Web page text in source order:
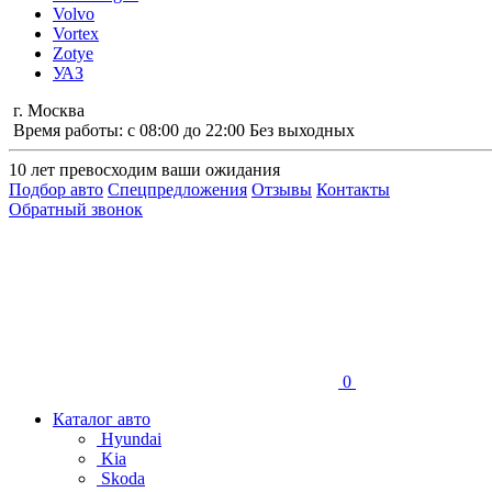
Volvo
Vortex
Zotye
УАЗ
г. Москва
Время работы: с 08:00 до 22:00 Без выходных
10 лет превосходим ваши ожидания
Подбор авто Спецпредложения Отзывы Контакты
Обратный звонок
0
Каталог авто
Hyundai
Kia
Skoda